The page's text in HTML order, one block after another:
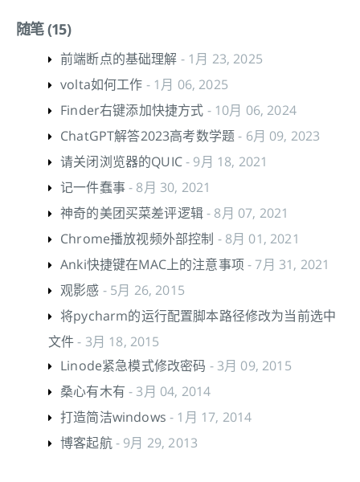
随笔 (15)
前端断点的基础理解 - 1月 23, 2025
volta如何工作 - 1月 06, 2025
Finder右键添加快捷方式 - 10月 06, 2024
ChatGPT解答2023高考数学题- 6月 09, 2023
请关闭浏览器的QUIC- 9月 18, 2021
记一件蠢事- 8月 30, 2021
神奇的美团买菜差评逻辑- 8月 07, 2021
Chrome播放视频外部控制 - 8月 01, 2021
Anki快捷键在MAC上的注意事项- 7月 31, 2021
观影感 - 5月 26, 2015
将pycharm的运行配置脚本路径修改为当前选中
文件- 3月 18, 2015
Linode紧急模式修改密码 - 3月 09, 2015
桑心有木有 - 3月 04, 2014
打造简洁windows - 1月 17, 2014
博客起航- 9月 29, 2013